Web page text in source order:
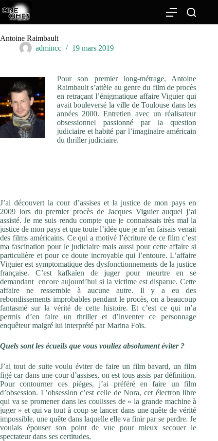
Passer
au
contenu
Antoine Raimbault
admincc
19 mars 2019
Pour son premier long-métrage, Antoine
Raimbault s’attèle au genre du film de procès
en retraçant l’énigmatique affaire Viguier qui
avait bouleversé la ville de Toulouse dans les
années 2000. Entretien avec un réalisateur
obsessionnel passionné par la question
judiciaire et habité par l’imaginaire américain
du thriller judiciaire.
J’ai découvert la cour d’assises et la justice de mon pays en
2009 lors du premier procès de Jacques Viguier auquel j’ai
assisté. Je me suis rendu compte que je connaissais très mal la
justice de mon pays et que toute l’idée que je m’en faisais venait
des films américains. Ce qui a motivé l’écriture de ce film c’est
ma fascination pour le judiciaire mais aussi pour cette affaire si
particulière et pour ce doute incroyable qui l’entoure. L’affaire
Viguier est symptomatique des dysfonctionnements de la justice
française. C’est kafkaïen de juger pour meurtre en se
demandant encore aujourd’hui si la victime est disparue. Cette
affaire ne ressemble à aucune autre. Il y a eu des
rebondissements improbables pendant le procès, on a beaucoup
fantasmé sur la vérité de cette histoire. Et c’est ce qui m’a
permis d’en faire un thriller et d’inventer ce personnage
enquêteur malgré lui interprété par Marina Foïs.
Quels sont les écueils que vous vouliez absolument éviter ?
J’ai tout de suite voulu éviter de faire un film bavard, un film
figé car dans une cour d’assises, on est tous assis par définition.
Pour contourner ces pièges, j’ai préféré en faire un film
d’obsession. L’obsession c’est celle de Nora, cet électron libre
qui va se promener dans les coulisses de « la grande machine à
juger » et qui va tout à coup se lancer dans une quête de vérité
impossible, une quête dans laquelle elle va finir par se perdre. Je
voulais épouser son point de vue pour mieux secouer le
spectateur dans ses certitudes.